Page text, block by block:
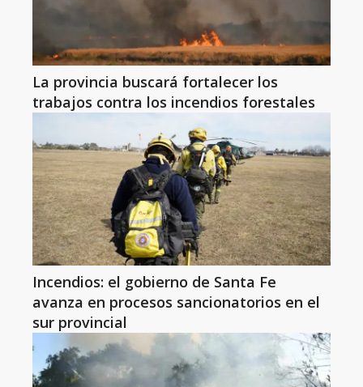
La provincia buscará fortalecer los
trabajos contra los incendios forestales
Incendios: el gobierno de Santa Fe
avanza en procesos sancionatorios en el
sur provincial